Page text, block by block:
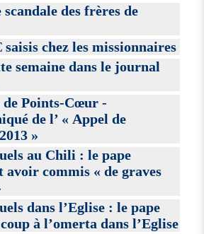
scandale des frères de
saisis chez les missionnaires
semaine dans le journal
de Points-Cœur -
de l’ « Appel de
»
au Chili : le pape
avoir commis « de graves
dans l’Eglise : le pape
à l’omerta dans l’Eglise